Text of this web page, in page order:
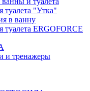
туалета "Утка"
в ванну
туалета ERGOFORCE
и тренажеры